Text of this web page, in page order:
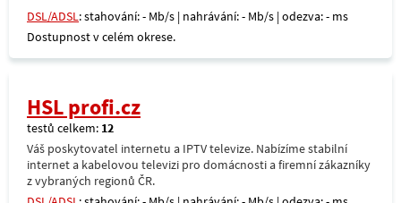
DSL/ADSL: stahování: - Mb/s | nahrávání: - Mb/s | odezva: - ms
Dostupnost v celém okrese.
HSL profi.cz
testů celkem: 12
Váš poskytovatel internetu a IPTV televize. Nabízíme stabilní
internet a kabelovou televizi pro domácnosti a firemní zákazníky
z vybraných regionů ČR.